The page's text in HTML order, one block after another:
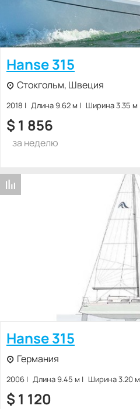
Hanse 315
Стокгольм, Швеция
2018 Длина 9.62 м Ширина 3.35 м
$ 1 856
за неделю
Hanse 315
Германия
2006 Длина 9.45 м Ширина 3.20 м
$ 1 120